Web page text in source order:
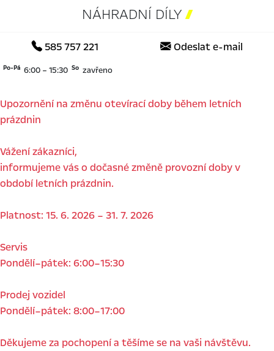
NÁHRADNÍ DÍLY
585 757 221 Odeslat e-mail
Po-Pá 6:00 – 15:30 So zavřeno
Upozornění na změnu otevírací doby během letních
prázdnin
Vážení zákazníci,
informujeme vás o dočasné změně provozní doby v
období letních prázdnin.
Platnost: 15. 6. 2026 – 31. 7. 2026
Servis
Pondělí–pátek: 6:00–15:30
Prodej vozidel
Pondělí–pátek: 8:00–17:00
Děkujeme za pochopení a těšíme se na vaši návštěvu.